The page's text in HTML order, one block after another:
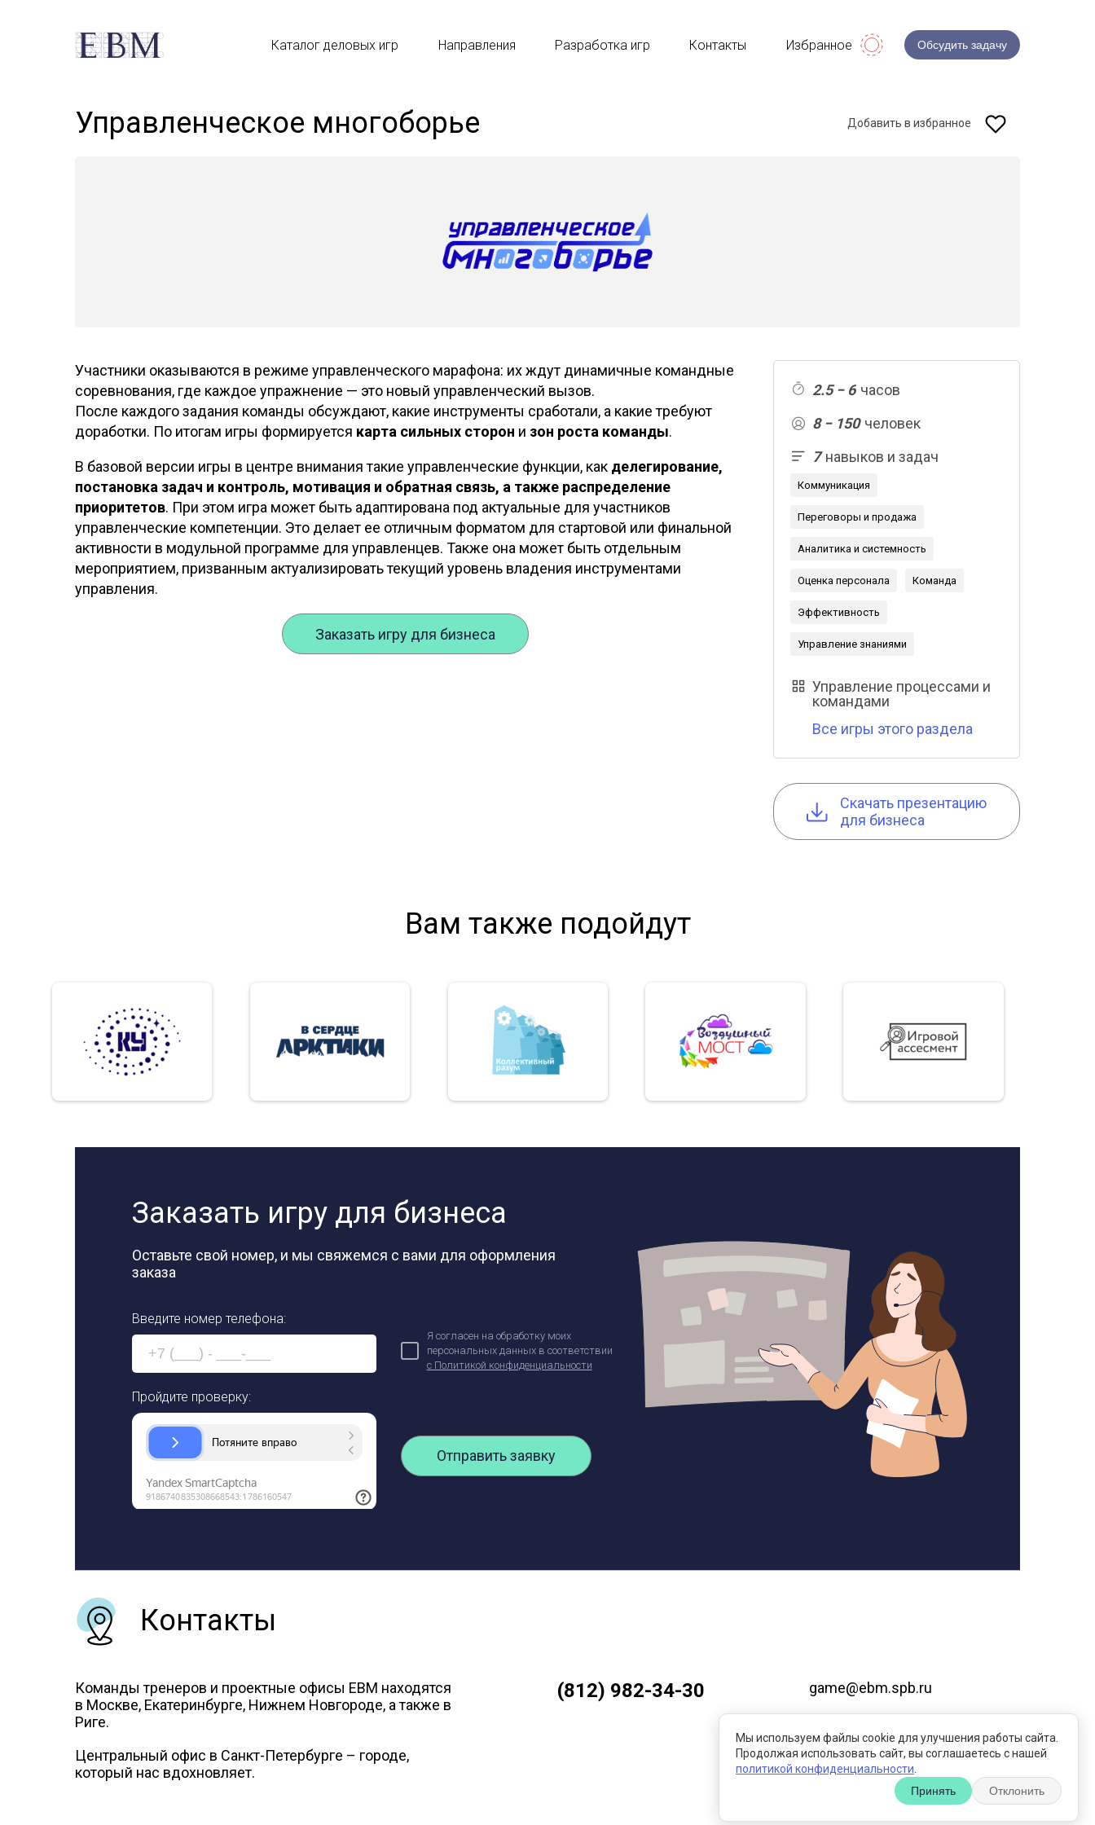
Каталог деловых игр Направления Разработка игр Контакты Избранное Обсудить задачу
Управленческое многоборье Добавить в избранное
2.5 − 6 часов
8 − 150 человек
7навыков и задач
Коммуникация
Переговоры и продажа
Аналитика и системность
Оценка персонала Команда
Эффективность
Управление знаниями
Управление процессами и
командами
Все игры этого раздела
Cкачать презентацию
для бизнеса
Участники оказываются в режиме управленческого марафона: их ждут динамичные командные
соревнования, где каждое упражнение — это новый управленческий вызов.
После каждого задания команды обсуждают, какие инструменты сработали, а какие требуют
доработки. По итогам игры формируется карта сильных сторон и зон роста команды.
В базовой версии игры в центре внимания такие управленческие функции, как делегирование,
постановка задач и контроль, мотивация и обратная связь, а также распределение
приоритетов. При этом игра может быть адаптирована под актуальные для участников
управленческие компетенции. Это делает ее отличным форматом для стартовой или финальной
активности в модульной программе для управленцев. Также она может быть отдельным
мероприятием, призванным актуализировать текущий уровень владения инструментами
управления.
Заказать игру для бизнеса
Вам также подойдут
Заказать игру для бизнеса
Оставьте свой номер, и мы свяжемся с вами для оформления
заказа
Введите номер телефона:
Я согласен на обработку моих
персональных данных в соответствии
с Политикой конфиденциальности
Пройдите проверку:
Отправить заявку
Ваша заявка отправлена!
Контакты
Команды тренеров и проектные офисы ЕВМ находятся
в Москве, Екатеринбурге, Нижнем Новгороде, а также в
Риге.
Центральный офис в Санкт-Петербурге – городе,
который нас вдохновляет.
(812) 982-34-30
game@ebm.spb.ru
Пользовательское соглашение
Мы используем файлы cookie для улучшения работы сайта.
Продолжая использовать сайт, вы соглашаетесь с нашей
политикой конфиденциальности
Принять
Отклонить